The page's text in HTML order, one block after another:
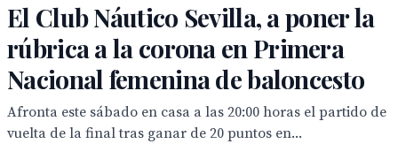
El Club Náutico Sevilla, a poner la
rúbrica a la corona en Primera
Nacional femenina de baloncesto
Afronta este sábado en casa a las 20:00 horas el partido de
vuelta de la final tras ganar de 20 puntos en...